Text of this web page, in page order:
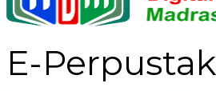
E-